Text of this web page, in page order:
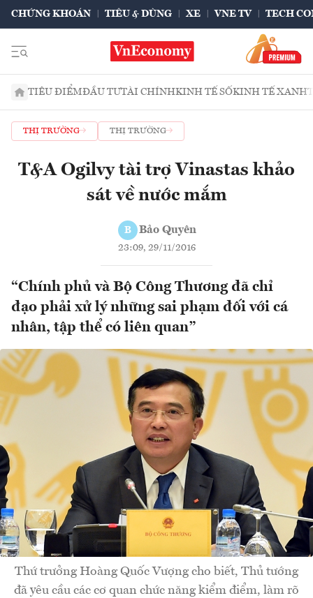
CHỨNG KHOÁN TIÊU & DÙNG XE VNE TV TECH
TIÊU ĐIỂMĐẦU TƯTÀI CHÍNHKINH TẾ SỐKINH TẾ XANH
THỊ TRƯỜNG THỊ TRƯỜNG
T&A Ogilvy tài trợ Vinastas khảo
sát về nước mắm
B Bảo Quyên
23:09, 29/11/2016
“Chính phủ và Bộ Công Thương đã chỉ
đạo phải xử lý những sai phạm đối với cá
nhân, tập thể có liên quan”
Thứ trưởng Hoàng Quốc Vượng cho biết, Thủ tướng
đã yêu cầu các cơ quan chức năng kiểm điểm, làm rõ